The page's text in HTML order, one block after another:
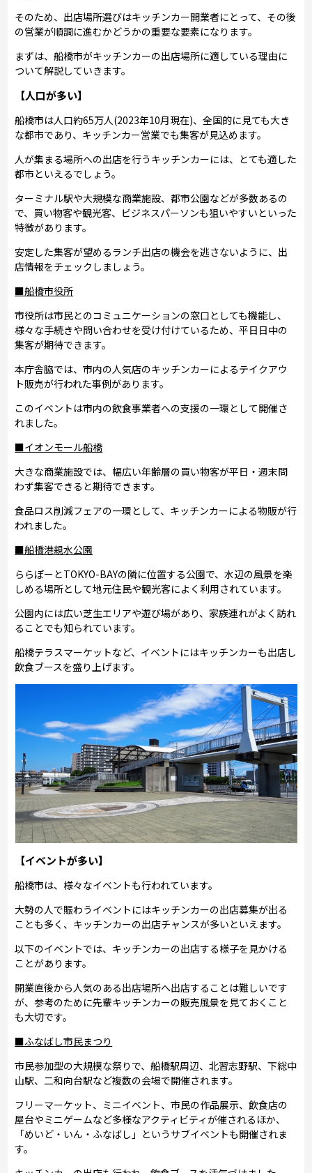
そのため、出店場所選びはキッチンカー開業者にとって、その後
の営業が順調に進むかどうかの重要な要素になります。
まずは、船橋市がキッチンカーの出店場所に適している理由に
ついて解説していきます。
【人口が多い】
船橋市は人口約65万人(2023年10月現在)、全国的に見ても大き
な都市であり、キッチンカー営業でも集客が見込めます。
人が集まる場所への出店を行うキッチンカーには、とても適した
都市といえるでしょう。
ターミナル駅や大規模な商業施設、都市公園などが多数あるの
で、買い物客や観光客、ビジネスパーソンも狙いやすいといった
特徴があります。
安定した集客が望めるランチ出店の機会を逃さないように、出
店情報をチェックしましょう。
■船橋市役所
市役所は市民とのコミュニケーションの窓口としても機能し、
様々な手続きや問い合わせを受け付けているため、平日日中の
集客が期待できます。
本庁舎脇では、市内の人気店のキッチンカーによるテイクアウ
ト販売が行われた事例があります。
このイベントは市内の飲食事業者への支援の一環として開催さ
れました。
■イオンモール船橋
大きな商業施設では、幅広い年齢層の買い物客が平日・週末問
わず集客できると期待できます。
食品ロス削減フェアの一環として、キッチンカーによる物販が行
われました。​
■船橋港親水公園
ららぽーとTOKYO-BAYの隣に位置する公園で、水辺の風景を楽
しめる場所として地元住民や観光客によく利用されています。
公園内には広い芝生エリアや遊び場があり、家族連れがよく訪れ
ることでも知られています。
船橋テラスマーケットなど、イベントにはキッチンカーも出店し
飲食ブースを盛り上げます。
【イベントが多い】
船橋市は、様々なイベントも行われています。
大勢の人で賑わうイベントにはキッチンカーの出店募集が出る
ことも多く、キッチンカーの出店チャンスが多いといえます。
以下のイベントでは、キッチンカーの出店する様子を見かける
ことがあります。
開業直後から人気のある出店場所へ出店することは難しいです
が、参考のために先輩キッチンカーの販売風景を見ておくこと
も大切です。
■ふなばし市民まつり
市民参加型の大規模な祭りで、船橋駅周辺、北習志野駅、下総中
山駅、二和向台駅など複数の会場で開催されます。
フリーマーケット、ミニイベント、市民の作品展示、飲食店の
屋台やミニゲームなど多様なアクティビティが催されるほか、
「めいど・いん・ふなばし」というサブイベントも開催されま
す。